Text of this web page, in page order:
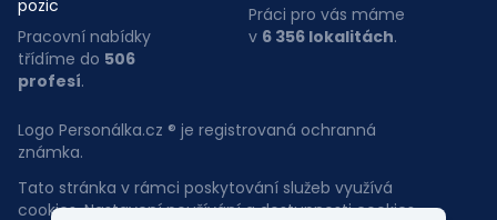
pozic
Pracovní nabídky
třídíme do 506
profesí.
Práci pro vás máme
v 6 356 lokalitách.
Logo Personálka.cz ® je registrovaná ochranná
známka.
Tato stránka v rámci poskytování služeb využívá
cookies. Nastavení používání a dostupnosti cookies